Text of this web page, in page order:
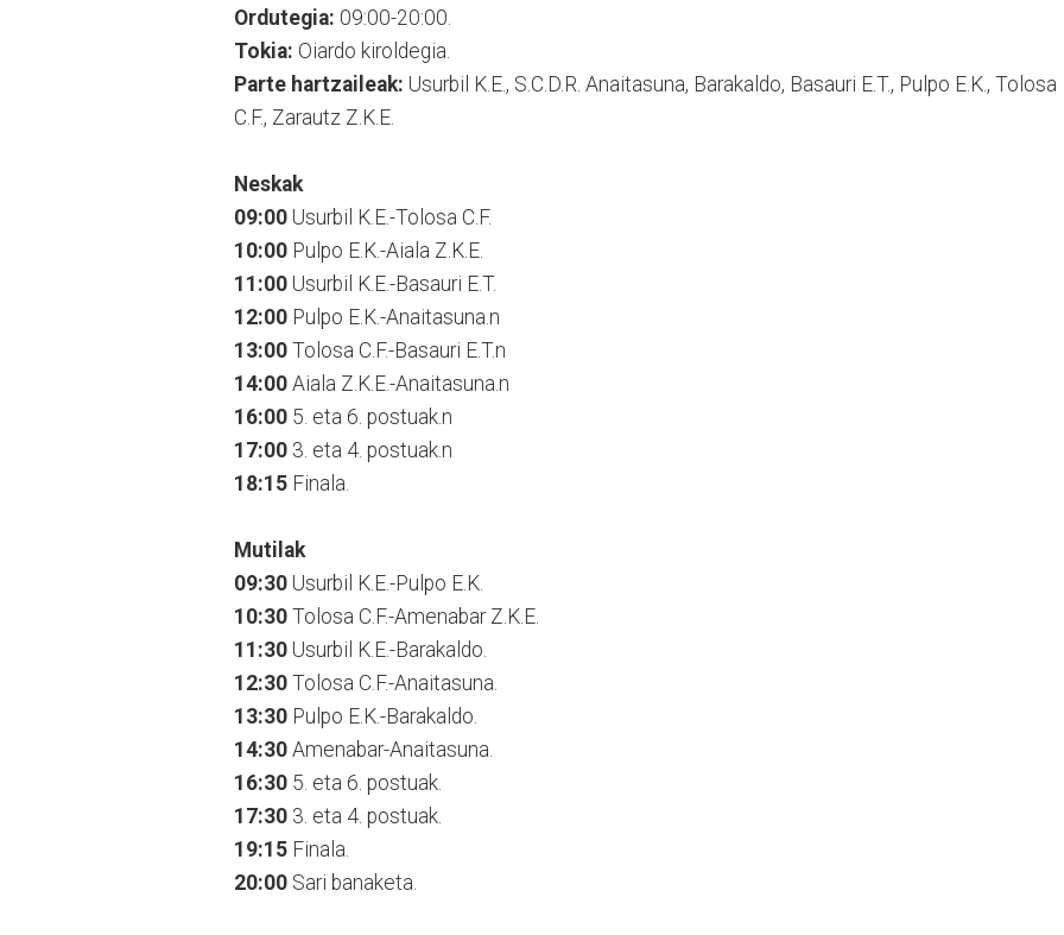
Ordutegia: 09:00-20:00.
Tokia: Oiardo kiroldegia.
Parte hartzaileak: Usurbil K.E., S.C.D.R. Anaitasuna, Barakaldo, Basauri E.T., Pulpo E.K., Tolosa
C.F., Zarautz Z.K.E.
Neskak
09:00 Usurbil K.E.-Tolosa C.F.
10:00 Pulpo E.K.-Aiala Z.K.E.
11:00 Usurbil K.E.-Basauri E.T.
12:00 Pulpo E.K.-Anaitasuna.n
13:00 Tolosa C.F.-Basauri E.T.n
14:00 Aiala Z.K.E.-Anaitasuna.n
16:00 5. eta 6. postuak.n
17:00 3. eta 4. postuak.n
18:15 Finala.
Mutilak
09:30 Usurbil K.E.-Pulpo E.K.
10:30 Tolosa C.F.-Amenabar Z.K.E.
11:30 Usurbil K.E.-Barakaldo.
12:30 Tolosa C.F.-Anaitasuna.
13:30 Pulpo E.K.-Barakaldo.
14:30 Amenabar-Anaitasuna.
16:30 5. eta 6. postuak.
17:30 3. eta 4. postuak.
19:15 Finala.
20:00 Sari banaketa.